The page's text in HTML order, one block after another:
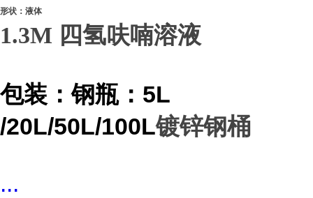
形状：液体
1.3M 四氢呋喃溶液
包装：钢瓶： 5L
/20L/50L/100L镀锌钢桶
...